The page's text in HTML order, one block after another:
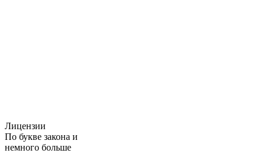
Лицензии
По букве закона и
немного больше